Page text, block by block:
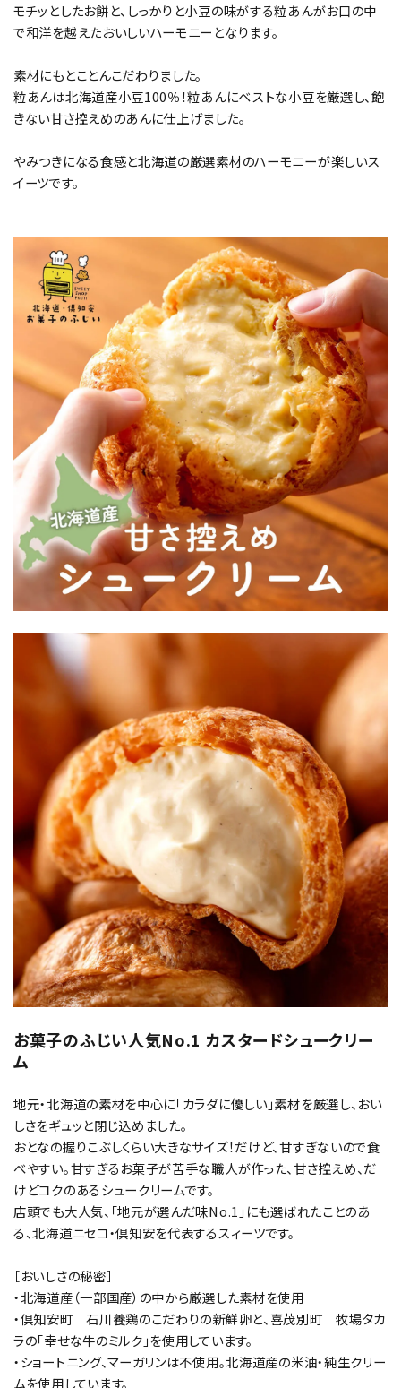
モチッとしたお餅と、しっかりと小豆の味がする粒あんがお口の中
で和洋を越えたおいしいハーモニーとなります。
素材にもとことんこだわりました。
粒あんは北海道産小豆100％！粒あんにベストな小豆を厳選し、飽
きない甘さ控えめのあんに仕上げました。
やみつきになる食感と北海道の厳選素材のハーモニーが楽しいス
イーツです。
お菓子のふじい人気No.1 カスタードシュークリー
ム
地元・北海道の素材を中心に「カラダに優しい」素材を厳選し、おい
しさをギュッと閉じ込めました。
おとなの握りこぶしくらい大きなサイズ！だけど、甘すぎないので食
べやすい。甘すぎるお菓子が苦手な職人が作った、甘さ控えめ、だ
けどコクのあるシュークリームです。
店頭でも大人気、「地元が選んだ味No.1」にも選ばれたことのあ
る、北海道ニセコ・倶知安を代表するスィーツです。
［おいしさの秘密］
・北海道産（一部国産）の中から厳選した素材を使用
・倶知安町 石川養鶏のこだわりの新鮮卵と、喜茂別町 牧場タカ
ラの「幸せな牛のミルク」を使用しています。
・ショートニング、マーガリンは不使用。北海道産の米油・純生クリー
ムを使用しています。